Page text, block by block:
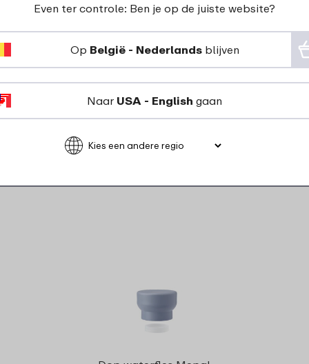
blue
17
Bekijk Bestel
voor dit
Even ter controle: Ben je op de juiste website?
Op België - Nederlandsblijven
Naar USA - English gaan